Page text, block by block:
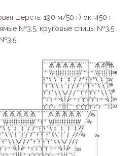
шерсть, 190 м/50 г) ок. 450 г
№3,5; круговые спицы №3,5